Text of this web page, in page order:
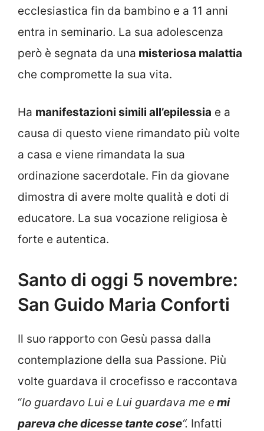
ecclesiastica fin da bambino e a 11 anni
entra in seminario. La sua adolescenza
però è segnata da una misteriosa malattia
che compromette la sua vita.
Ha manifestazioni simili all’epilessia e a
causa di questo viene rimandato più volte
a casa e viene rimandata la sua
ordinazione sacerdotale. Fin da giovane
dimostra di avere molte qualità e doti di
educatore. La sua vocazione religiosa è
forte e autentica.
Santo di oggi 5 novembre:
San Guido Maria Conforti
Il suo rapporto con Gesù passa dalla
contemplazione della sua Passione. Più
volte guardava il crocefisso e raccontava
“Io guardavo Lui e Lui guardava me emi
pareva che dicesse tante cose“. Infatti